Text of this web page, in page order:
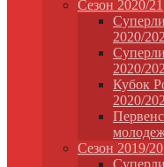
Сезон 2020/21
2020/
2020/
Кубок
2020/
Сезон 2019/20